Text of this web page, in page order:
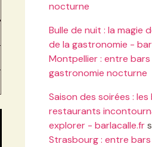
nocturne
Bulle de nuit : la magie
de la gastronomie -
Montpellier : entre
gastronomie nocturne
Saison des soirées :
restaurants
explorer - barlacalle.fr
Strasbourg : entre